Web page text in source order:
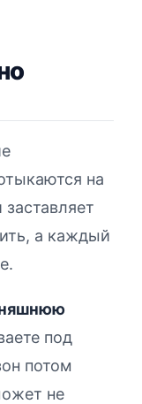
на
а каждый
под
потом
не